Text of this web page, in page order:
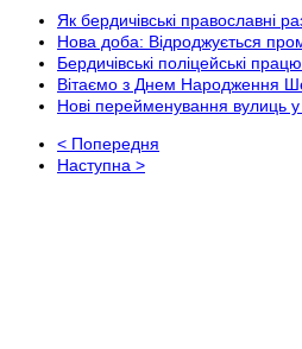
Як бердичівські православні
Нова доба: Відроджується
Бердичівські поліцейські
Вітаємо з Днем Народження
Нові перейменування вулиць
< Попередня
Наступна >